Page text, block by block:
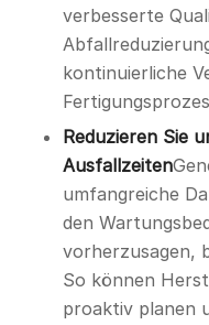
verbesserte
kontinuierliche
Reduzieren Sie
Ausfallzeiten
umfangreiche
den
vorherzusagen,
So können
proaktiv planen